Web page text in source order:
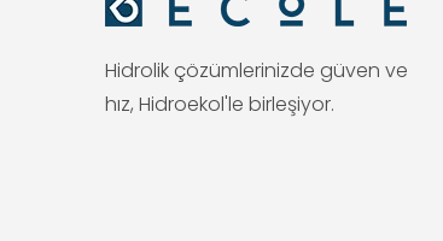
Hidrolik çözümlerinizde güven ve
hız, Hidroekol'le birleşiyor.